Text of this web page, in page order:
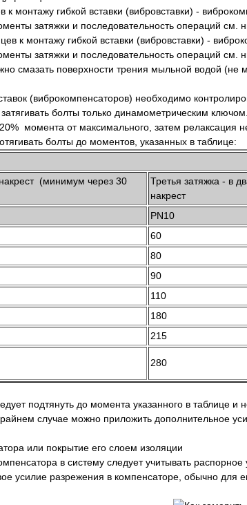
монтажу гибкой вставки (вибровставки) -
затяжки и последовательность операций см.
смазать поверхности трения мыльной водой (не
(виброкомпенсаторов) необходимо
болты только динамометрическим
момента от максимального, затем релаксация
болты до моментов, указанных в таблице:
(минимум через 30
Третья затяжка - в
накрест
PN10
60
80
90
110
180
215
280
подтянуть до момента указанного в таблице и
случае можно приложить дополнительное
или покрытие его слоем изоляции
в систему следует учитывать
усилие разрежения в компенсаторе, обычно для